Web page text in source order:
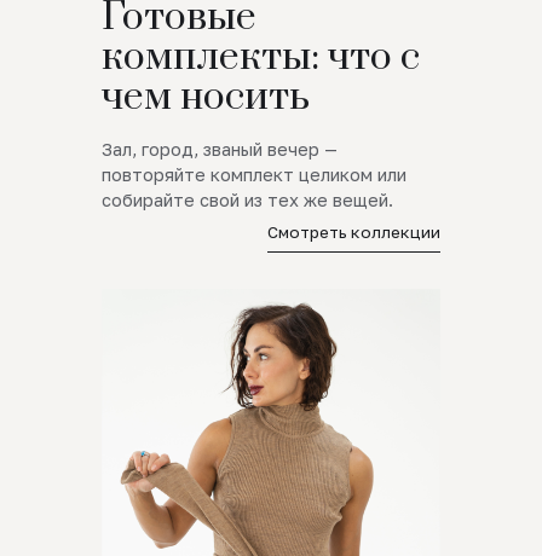
Готовые
комплекты: что с
чем носить
Зал, город, званый вечер —
повторяйте комплект целиком или
собирайте свой из тех же вещей.
Смотреть коллекции